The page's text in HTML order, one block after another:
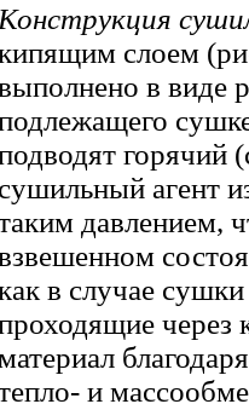
Конструкция
слоем
в виде
горячий
сушильный агент
давлением,
в случае
и